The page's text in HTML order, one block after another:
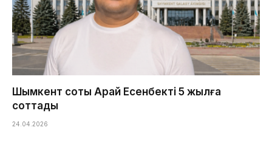
Шымкент соты Арай Есенбекті 5 жылға
соттады
24.04.2026